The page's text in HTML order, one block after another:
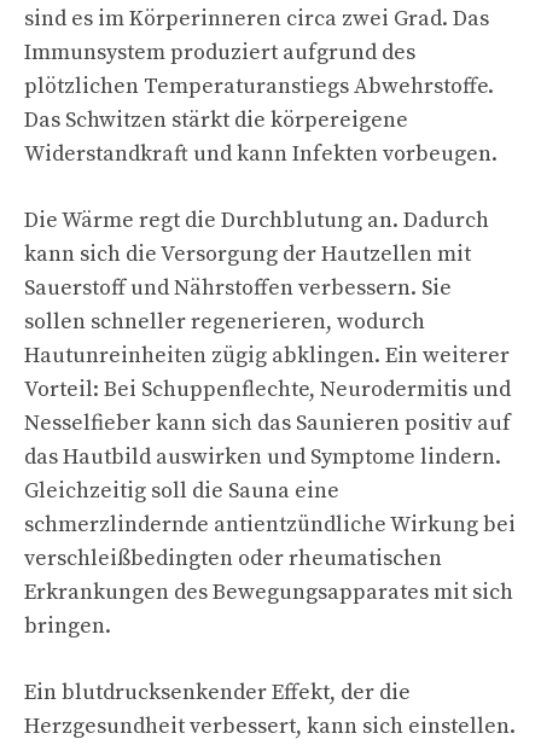
sind es im Körperinneren circa zwei Grad. Das
Immunsystem produziert aufgrund des
plötzlichen Temperaturanstiegs Abwehrstoffe.
Das Schwitzen stärkt die körpereigene
Widerstandkraft und kann Infekten vorbeugen.
Die Wärme regt die Durchblutung an. Dadurch
kann sich die Versorgung der Hautzellen mit
Sauerstoff und Nährstoffen verbessern. Sie
sollen schneller regenerieren, wodurch
Hautunreinheiten zügig abklingen. Ein weiterer
Vorteil: Bei Schuppenflechte, Neurodermitis und
Nesselfieber kann sich das Saunieren positiv auf
das Hautbild auswirken und Symptome lindern.
Gleichzeitig soll die Sauna eine
schmerzlindernde antientzündliche Wirkung bei
verschleißbedingten oder rheumatischen
Erkrankungen des Bewegungsapparates mit sich
bringen.
Ein blutdrucksenkender Effekt, der die
Herzgesundheit verbessert, kann sich einstellen.